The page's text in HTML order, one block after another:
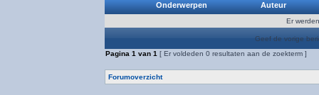
Onderwerpen Auteur
Er
Geef de vorige
Pagina 1 van 1 [ Er voldeden 0 resultaten aan de zoekterm ]
Forumoverzicht